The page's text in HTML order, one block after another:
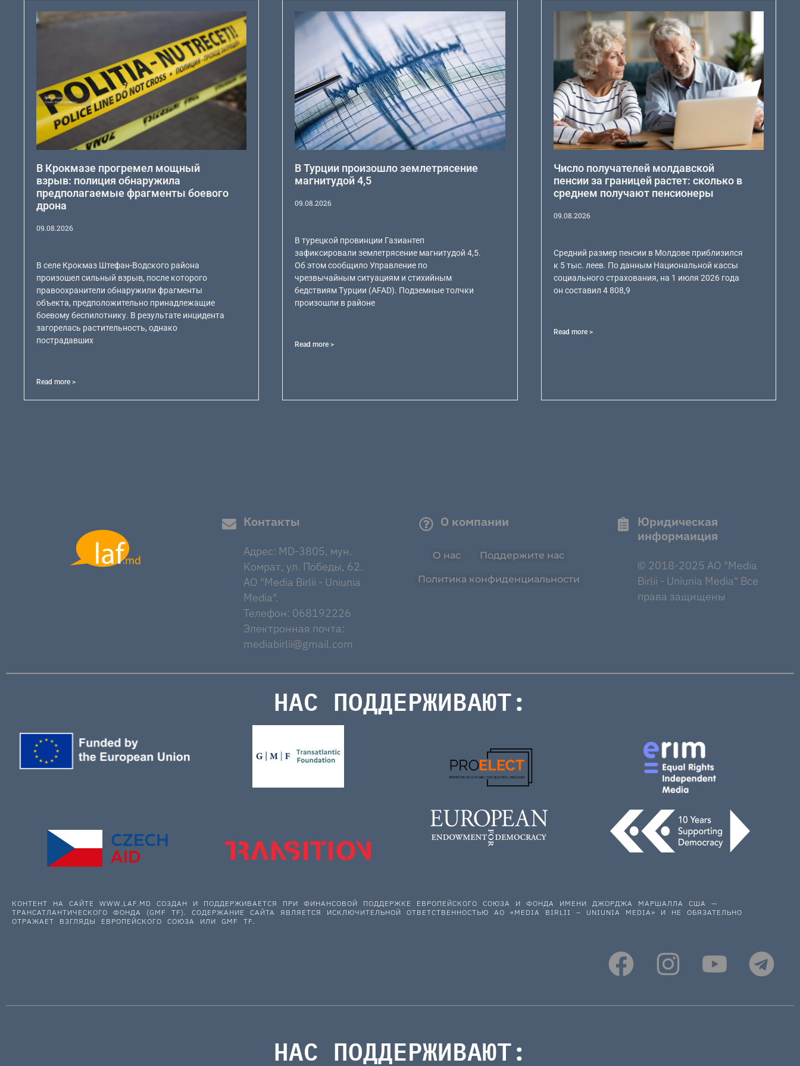
В Крокмазе прогремел мощный
взрыв: полиция обнаружила
предполагаемые фрагменты боевого
дрона
09.08.2026
В селе Крокмаз Штефан-Водского района
произошел сильный взрыв, после которого
правоохранители обнаружили фрагменты
объекта, предположительно принадлежащие
боевому беспилотнику. В результате инцидента
загорелась растительность, однако
пострадавших
Read more >
В Турции произошло землетрясение
магнитудой 4,5
09.08.2026
В турецкой провинции Газиантеп
зафиксировали землетрясение магнитудой 4,5.
Об этом сообщило Управление по
чрезвычайным ситуациям и стихийным
бедствиям Турции (AFAD). Подземные толчки
произошли в районе
Read more >
Число получателей молдавской
пенсии за границей растет: сколько в
среднем получают пенсионеры
09.08.2026
Средний размер пенсии в Молдове приблизился
к 5 тыс. леев. По данным Национальной кассы
социального страхования, на 1 июля 2026 года
он составил 4 808,9
Read more >
Контакты
Адрес: MD-3805, мун.
Комрат, ул. Победы, 62.
AO "Media Birlii - Uniunia
Media".
Телефон: 068192226
Электронная почта:
mediabirlii@gmail.com
О компании
О нас Поддержите нас
Политика конфиденциальности
Юридическая
информаиция
© 2018-2025 AO "Media
Birlii - Uniunia Media" Все
права защищены
НАС ПОДДЕРЖИВАЮТ:
КОНТЕНТ НА САЙТЕ WWW.LAF.MD СОЗДАН И ПОДДЕРЖИВАЕТСЯ ПРИ ФИНАНСОВОЙ ПОДДЕРЖКЕ ЕВРОПЕЙСКОГО СОЮЗА И ФОНДА ИМЕНИ ДЖОРДЖА МАРШАЛЛА США —
ТРАНСАТЛАНТИЧЕСКОГО ФОНДА (GMF TF). СОДЕРЖАНИЕ САЙТА ЯВЛЯЕТСЯ ИСКЛЮЧИТЕЛЬНОЙ ОТВЕТСТВЕННОСТЬЮ АО «MEDIA BIRLII – UNIUNIA MEDIA» И НЕ ОБЯЗАТЕЛЬНО
ОТРАЖАЕТ ВЗГЛЯДЫ ЕВРОПЕЙСКОГО СОЮЗА ИЛИ GMF TF.
НАС ПОДДЕРЖИВАЮТ: